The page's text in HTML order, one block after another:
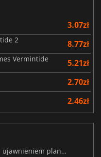
3.07zł
2 8.77zł
Vermintide 5.21zł
2.70zł
2.46zł
MARVEL Tōkon debiutuje wraz z ujawnieniem planu rozwoju na pierwszy rok